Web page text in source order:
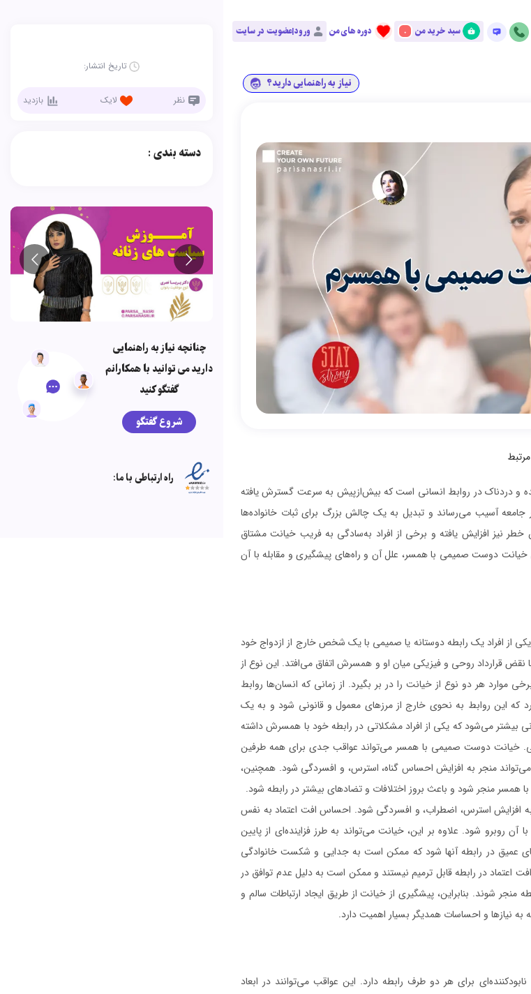
سبد خرید من 0 دوره های من ورود|عضویت در سایت
نیاز به راهنمایی دارید؟
و دردناک در روابط انسانی است که بیش‌ازپیش به سرعت گسترش یافته
جامعه آسیب می‌رساند و تبدیل به یک چالش بزرگ برای ثبات خانواده‌ها
نیز افزایش یافته و برخی از افراد به‌سادگی به فریب خیانت مشتاق
دوست صمیمی با همسر، علل آن و راه‌های پیشگیری و مقابله با آن
افراد یک رابطه دوستانه یا صمیمی با یک شخص خارج از ازدواج خود
نقض قرارداد روحی و فیزیکی میان او و همسرش اتفاق می‌افتد. این نوع از
هر دو نوع از خیانت را در بر بگیرد. از زمانی که انسان‌ها روابط
که این روابط به نحوی خارج از مرزهای معمول و قانونی شود و به یک
بیشتر می‌شود که یکی از افراد مشکلاتی در رابطه خود با همسرش داشته
خیانت دوست صمیمی با همسر می‌تواند عواقب جدی برای همه طرفین
منجر به افزایش احساس گناه، استرس، و افسردگی شود. همچنین،
همسر منجر شود و باعث بروز اختلافات و تضادهای بیشتر در رابطه شود.
به افزایش استرس، اضطراب، و افسردگی شود. احساس افت اعتماد به نفس
روبرو شود. علاوه بر این، خیانت می‌تواند به طرز فزاینده‌ای از پایین
در رابطه آنها شود که ممکن است به جدایی و شکست خانوادگی
اعتماد در رابطه قابل ترمیم نیستند و ممکن است به دلیل عدم توافق در
شوند. بنابراین، پیشگیری از خیانت از طریق ایجاد ارتباطات سالم و
به نیازها و احساسات همدیگر بسیار اهمیت دارد.
برای هر دو طرف رابطه دارد. این عواقب می‌توانند در ابعاد
تاریخ انتشار:
نظر لایک بازدید
دسته بندی :
چنانچه نیاز به راهنمایی
دارید می توانید با همکارانم
گفتگو کنید
شروع گفتگو
راه ارتباطی با ما: